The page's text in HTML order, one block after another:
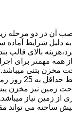
آن در دو مرحله
دلیل شرایط آماده
بالای قالب
همه مهمتر برای
مخزن بتنی میباشد.
علاوه بر هزینه ساخت از نظر زمانبندی آماده سازی و
روززمان می برد.از نظر مساحت زمین
زمین نیاز
ساخته می تواند